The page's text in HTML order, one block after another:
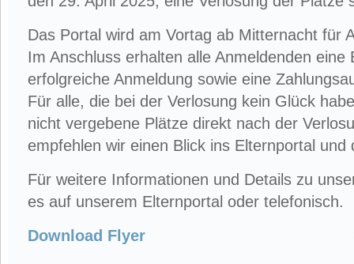
Das Portal wird am Vortag ab Mitternacht für
Im Anschluss erhalten alle Anmeldenden eine
erfolgreiche Anmeldung sowie eine
Für alle, die bei der Verlosung kein Glück
nicht vergebene Plätze direkt nach der
empfehlen wir einen Blick ins Elternportal und
Für weitere Informationen und Details zu
es auf unserem Elternportal oder telefonisch.
Download Flyer